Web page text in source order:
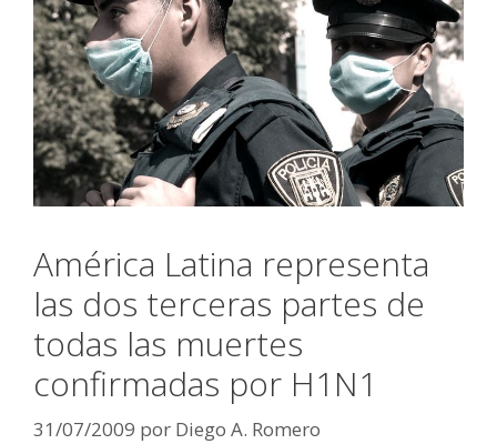
América Latina representa
las dos terceras partes de
todas las muertes
confirmadas por H1N1
31/07/2009 por Diego A. Romero